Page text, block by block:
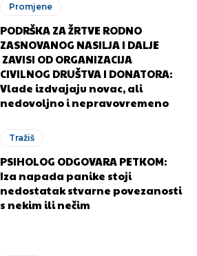
da živi!
da živi!
Promjene
PODRŠKA ZA ŽRTVE RODNO
ZASNOVANOG NASILJA I DALJE
ZAVISI OD ORGANIZACIJA
CIVILNOG DRUŠTVA I DONATORA:
Vlade izdvajaju novac, ali
nedovoljno i nepravovremeno
Tražiš
PSIHOLOG ODGOVARA PETKOM:
Iza napada panike stoji
nedostatak stvarne povezanosti
s nekim ili nečim